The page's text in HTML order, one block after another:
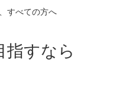
すべての方へ
指すなら